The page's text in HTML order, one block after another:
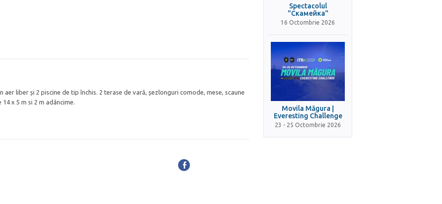
liber și 2 piscine de tip închis. 2 terase de vară, șezlonguri comode, mese, scaune
x 5 m si 2 m adâncime.
Spectacolul
"Скамейка"
16 Octombrie 2026
Movila Măgura |
Everesting Challenge
23 - 25 Octombrie 2026